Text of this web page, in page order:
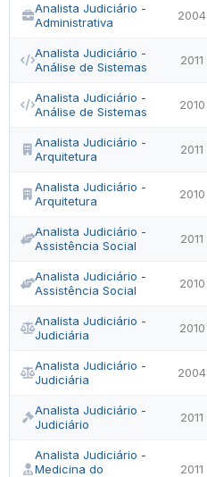
Analista Judiciário -
Administrativa
2004
Analista Judiciário -
Análise de Sistemas
2011
Analista Judiciário -
Análise de Sistemas
2010
Analista Judiciário -
Arquitetura
2011
Analista Judiciário -
Arquitetura
2010
Analista Judiciário -
Assistência Social
2011
Analista Judiciário -
Assistência Social
2010
Analista Judiciário -
Judiciária
2010
Analista Judiciário -
Judiciária
2004
Analista Judiciário -
Judiciário
2011
Analista Judiciário -
Medicina do
2011